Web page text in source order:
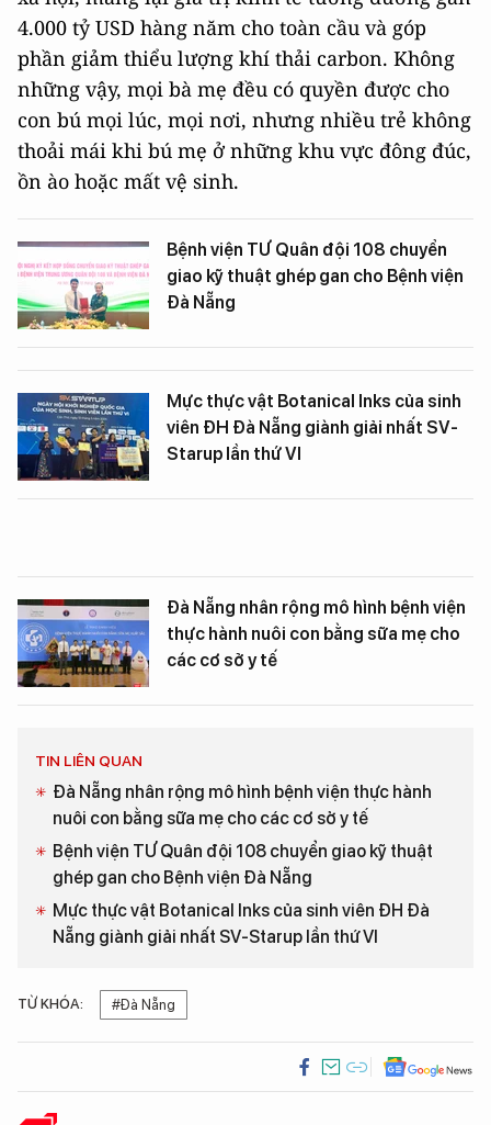
4.000 tỷ USD hàng năm cho toàn cầu và góp
phần giảm thiểu lượng khí thải carbon. Không
những vậy, mọi bà mẹ đều có quyền được cho
con bú mọi lúc, mọi nơi, nhưng nhiều trẻ không
thoải mái khi bú mẹ ở những khu vực đông đúc,
ồn ào hoặc mất vệ sinh.
Bệnh viện TƯ Quân đội 108 chuyển
giao kỹ thuật ghép gan cho Bệnh viện
Đà Nẵng
Mực thực vật Botanical Inks của sinh
viên ĐH Đà Nẵng giành giải nhất SV-
Starup lần thứ VI
Đà Nẵng nhân rộng mô hình bệnh viện
thực hành nuôi con bằng sữa mẹ cho
các cơ sở y tế
TIN LIÊN QUAN
Đà Nẵng nhân rộng mô hình bệnh viện thực hành
nuôi con bằng sữa mẹ cho các cơ sở y tế
Bệnh viện TƯ Quân đội 108 chuyển giao kỹ thuật
ghép gan cho Bệnh viện Đà Nẵng
Mực thực vật Botanical Inks của sinh viên ĐH Đà
Nẵng giành giải nhất SV-Starup lần thứ VI
TỪ KHÓA: #Đà Nẵng